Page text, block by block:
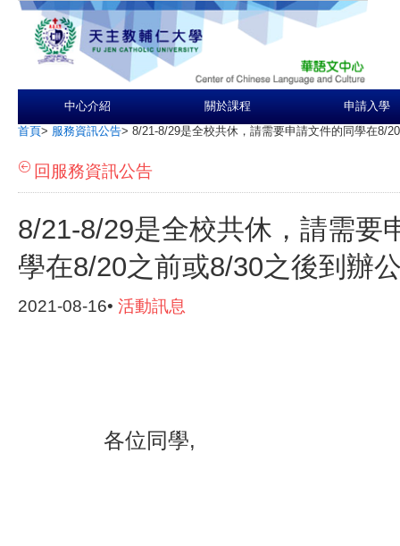
中心介紹 關於課程 申請入學
首頁> 服務資訊公告> 8/21-8/29是全校共休，請需要申請文件的同學在8/
回服務資訊公告
8/21-8/29是全校共休，請需要
學在8/20之前或8/30之後到辦
2021-08-16• 活動訊息
各位同學,